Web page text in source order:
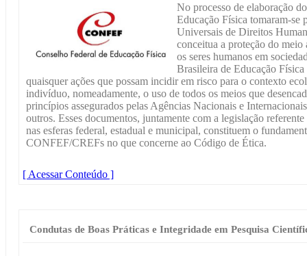
No processo de elaboração
Educação Física tomaram-se
Universais de Direitos
conceitua a proteção do meio
os seres humanos em
Brasileira de Educação Física
quaisquer ações que possam incidir em risco para o contexto
indivíduo, nomeadamente, o uso de todos os meios que
princípios assegurados pelas Agências Nacionais e
outros. Esses documentos, juntamente com a legislação
nas esferas federal, estadual e municipal, constituem o
CONFEF/CREFs no que concerne ao Código de Ética.
[ Acessar Conteúdo ]
Condutas de Boas Práticas e Integridade em Pesquisa